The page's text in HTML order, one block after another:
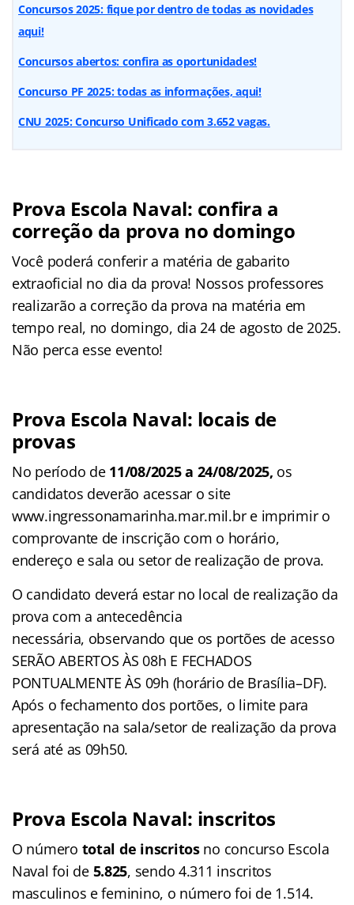
Concursos 2025: fique por dentro de todas as novidades
aqui!
Concursos abertos: confira as oportunidades!
Concurso PF 2025: todas as informações, aqui!
CNU 2025: Concurso Unificado com 3.652 vagas.
Prova Escola Naval: confira a
correção da prova no domingo
Você poderá conferir a matéria de gabarito
extraoficial no dia da prova! Nossos professores
realizarão a correção da prova na matéria em
tempo real, no domingo, dia 24 de agosto de 2025.
Não perca esse evento!
Prova Escola Naval: locais de
provas
No período de11/08/2025 a 24/08/2025, os
candidatos deverão acessar o site
www.ingressonamarinha.mar.mil.br e imprimir o
comprovante de inscrição com o horário,
endereço e sala ou setor de realização de prova.
O candidato deverá estar no local de realização da
prova com a antecedência
necessária, observando que os portões de acesso
SERÃO ABERTOS ÀS 08h E FECHADOS
PONTUALMENTE ÀS 09h (horário de Brasília–DF).
Após o fechamento dos portões, o limite para
apresentação na sala/setor de realização da prova
será até as 09h50.
Prova Escola Naval: inscritos
O número total de inscritosno concurso Escola
Naval foi de 5.825, sendo 4.311 inscritos
masculinos e feminino, o número foi de 1.514.